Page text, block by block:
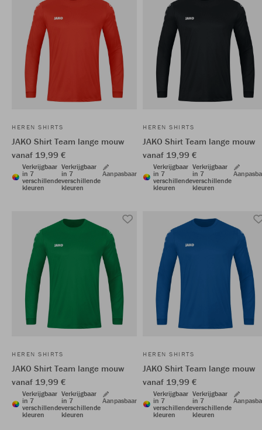
HEREN SHIRTS
JAKO Shirt Team lange mouw
vanaf 19,99 €
Verkrijgbaar
in 7
verschillende
kleuren
Verkrijgbaar
in 7
verschillende
kleuren
Aanpasbaar
HEREN SHIRTS
JAKO Shirt Team lange mouw
vanaf 19,99 €
Verkrijgbaar
in 7
verschillende
kleuren
Verkrijgbaar
in 7
verschillende
kleuren
HEREN SHIRTS
JAKO Shirt Team lange mouw
vanaf 19,99 €
Verkrijgbaar
in 7
verschillende
kleuren
Verkrijgbaar
in 7
verschillende
kleuren
Aanpasbaar
HEREN SHIRTS
JAKO Shirt Team lange mouw
vanaf 19,99 €
Verkrijgbaar
in 7
verschillende
kleuren
Verkrijgbaar
in 7
verschillende
kleuren